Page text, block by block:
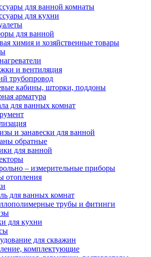
для ванной комнаты
для кухни
для ванной
химия и хозяйственные товары
и вентиляция
трубопровод
кабины, шторки, поддоны
арматура
для ванных комнат
и занавески для ванной
обратные
для ванной
– измерительные приборы
отопления
для ванных комнат
трубы и фитинги
для кухни
для скважин
комплектующие